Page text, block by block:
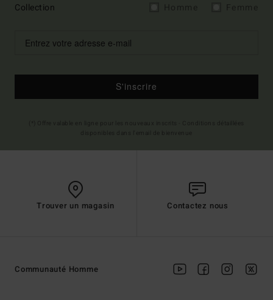
Collection
S'inscrire
Trouver un magasin Contactez nous
Communauté Homme